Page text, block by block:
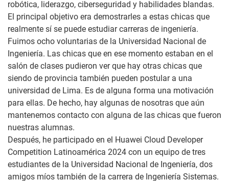
robótica, liderazgo, ciberseguridad y habilidades blandas.
El principal objetivo era demostrarles a estas chicas que
realmente sí se puede estudiar carreras de ingeniería.
Fuimos ocho voluntarias de la Universidad Nacional de
Ingeniería. Las chicas que en ese momento estaban en el
salón de clases pudieron ver que hay otras chicas que
siendo de provincia también pueden postular a una
universidad de Lima. Es de alguna forma una motivación
para ellas. De hecho, hay algunas de nosotras que aún
mantenemos contacto con alguna de las chicas que fueron
nuestras alumnas.
Después, he participado en el Huawei Cloud Developer
Competition Latinoamérica 2024 con un equipo de tres
estudiantes de la Universidad Nacional de Ingeniería, dos
amigos míos también de la carrera de Ingeniería Sistemas.